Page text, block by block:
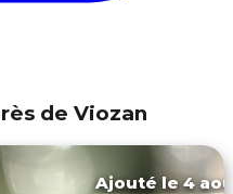
de Viozan
Ajouté le 4